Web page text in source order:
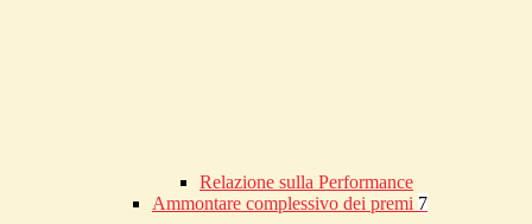
Relazione sulla Performance
Ammontare complessivo dei premi 7